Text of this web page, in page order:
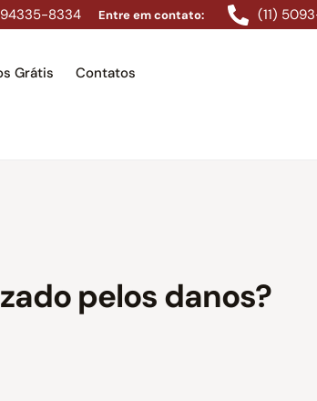
94335-8334 Entre em contato: (11)
Grátis Contatos
pelos danos?